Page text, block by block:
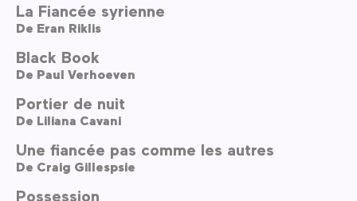
La Fiancée syrienne
De Eran Riklis
Black Book
De Paul Verhoeven
Portier de nuit
De Liliana Cavani
Une fiancée pas comme les autres
De Craig Gillespsie
Possession